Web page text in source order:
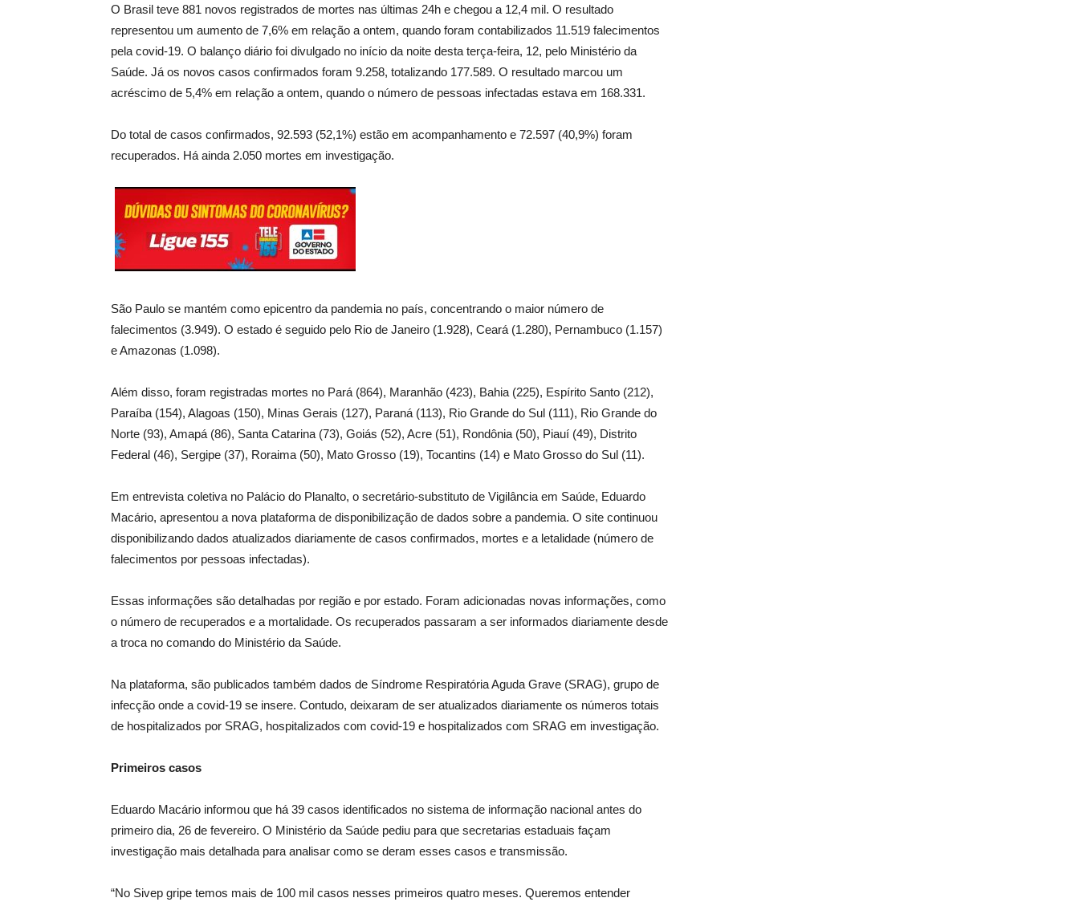
O Brasil teve 881 novos registrados de mortes nas últimas 24h e chegou a 12,4 mil. O resultado
representou um aumento de 7,6% em relação a ontem, quando foram contabilizados 11.519 falecimentos
pela covid-19. O balanço diário foi divulgado no início da noite desta terça-feira, 12, pelo Ministério da
Saúde. Já os novos casos confirmados foram 9.258, totalizando 177.589. O resultado marcou um
acréscimo de 5,4% em relação a ontem, quando o número de pessoas infectadas estava em 168.331.
Do total de casos confirmados, 92.593 (52,1%) estão em acompanhamento e 72.597 (40,9%) foram
recuperados. Há ainda 2.050 mortes em investigação.
São Paulo se mantém como epicentro da pandemia no país, concentrando o maior número de
falecimentos (3.949). O estado é seguido pelo Rio de Janeiro (1.928), Ceará (1.280), Pernambuco (1.157)
e Amazonas (1.098).
Além disso, foram registradas mortes no Pará (864), Maranhão (423), Bahia (225), Espírito Santo (212),
Paraíba (154), Alagoas (150), Minas Gerais (127), Paraná (113), Rio Grande do Sul (111), Rio Grande do
Norte (93), Amapá (86), Santa Catarina (73), Goiás (52), Acre (51), Rondônia (50), Piauí (49), Distrito
Federal (46), Sergipe (37), Roraima (50), Mato Grosso (19), Tocantins (14) e Mato Grosso do Sul (11).
Em entrevista coletiva no Palácio do Planalto, o secretário-substituto de Vigilância em Saúde, Eduardo
Macário, apresentou a nova plataforma de disponibilização de dados sobre a pandemia. O site continuou
disponibilizando dados atualizados diariamente de casos confirmados, mortes e a letalidade (número de
falecimentos por pessoas infectadas).
Essas informações são detalhadas por região e por estado. Foram adicionadas novas informações, como
o número de recuperados e a mortalidade. Os recuperados passaram a ser informados diariamente desde
a troca no comando do Ministério da Saúde.
Na plataforma, são publicados também dados de Síndrome Respiratória Aguda Grave (SRAG), grupo de
infecção onde a covid-19 se insere. Contudo, deixaram de ser atualizados diariamente os números totais
de hospitalizados por SRAG, hospitalizados com covid-19 e hospitalizados com SRAG em investigação.
Primeiros casos
Eduardo Macário informou que há 39 casos identificados no sistema de informação nacional antes do
primeiro dia, 26 de fevereiro. O Ministério da Saúde pediu para que secretarias estaduais façam
investigação mais detalhada para analisar como se deram esses casos e transmissão.
“No Sivep gripe temos mais de 100 mil casos nesses primeiros quatro meses. Queremos entender